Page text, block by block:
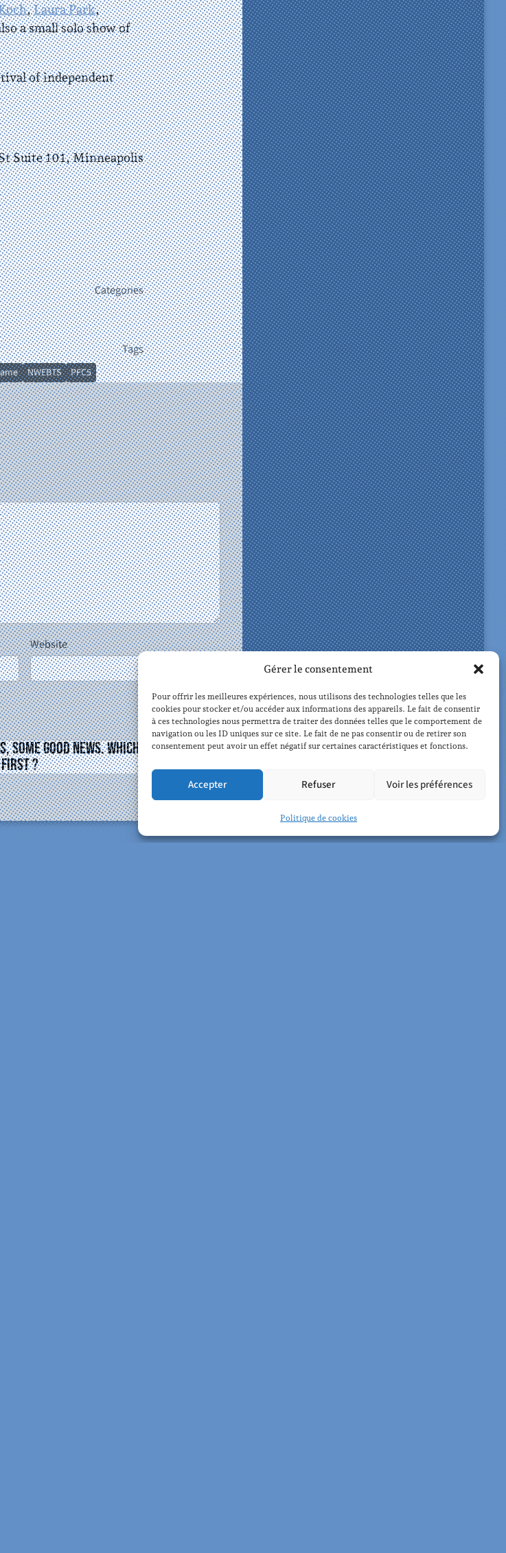
Gérer le consentement
Pour offrir les meilleures expériences, nous utilisons des technologies telles que les
cookies pour stocker et/ou accéder aux informations des appareils. Le fait de consentir
à ces technologies nous permettra de traiter des données telles que le comportement de
navigation ou les ID uniques sur ce site. Le fait de ne pas consentir ou de retirer son
consentement peut avoir un effet négatif sur certaines caractéristiques et fonctions.
Accepter Refuser Voir les préférences
Politique de cookies
,Laura Park,
a small solo show of
of independent
Suite 101, Minneapolis
Categories
Tags
NWEBTS PFC5
Website
some good news. Which one do you
?